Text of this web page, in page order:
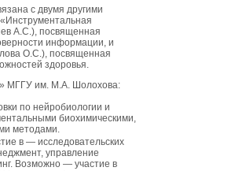
с двумя другими
А.С.), посвященная
информации, и
О.С.), посвященная
здоровья.
МГГУ им. М.А. Шолохова:
по нейробиологии и
биохимическими,
методами.
в— исследовательских
управление
Возможно— участие в